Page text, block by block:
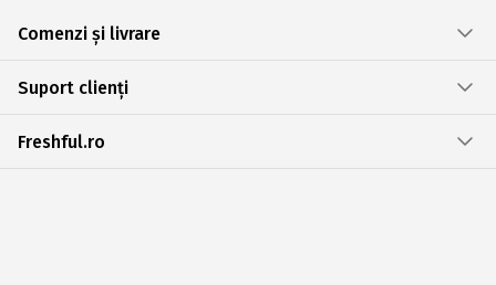
Comenzi și livrare
Suport clienți
Freshful.ro